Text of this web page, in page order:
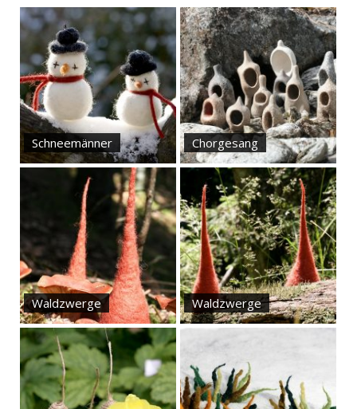
Schneemänner Chorgesang
Waldzwerge Waldzwerge